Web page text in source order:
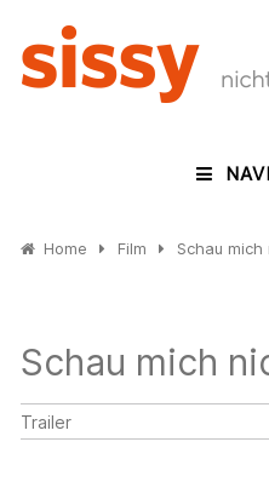
Home Film Schau
Schau mich
Trailer